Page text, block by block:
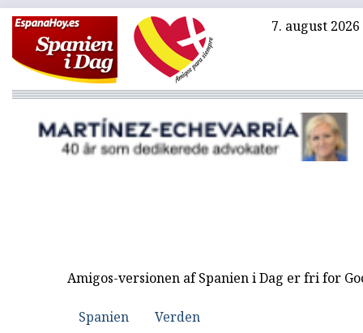
7. august 2026
Amigos-versionen af Spanien i Dag er fri for
Spanien Verden